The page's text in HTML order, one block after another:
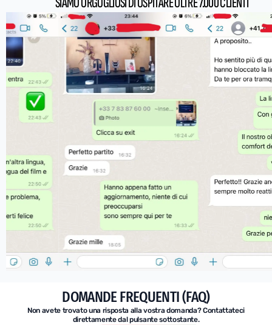
DOMANDE FREQUENTI (FAQ)
Non avete trovato una risposta alla vostra domanda? Contattateci
direttamente dal pulsante sottostante.